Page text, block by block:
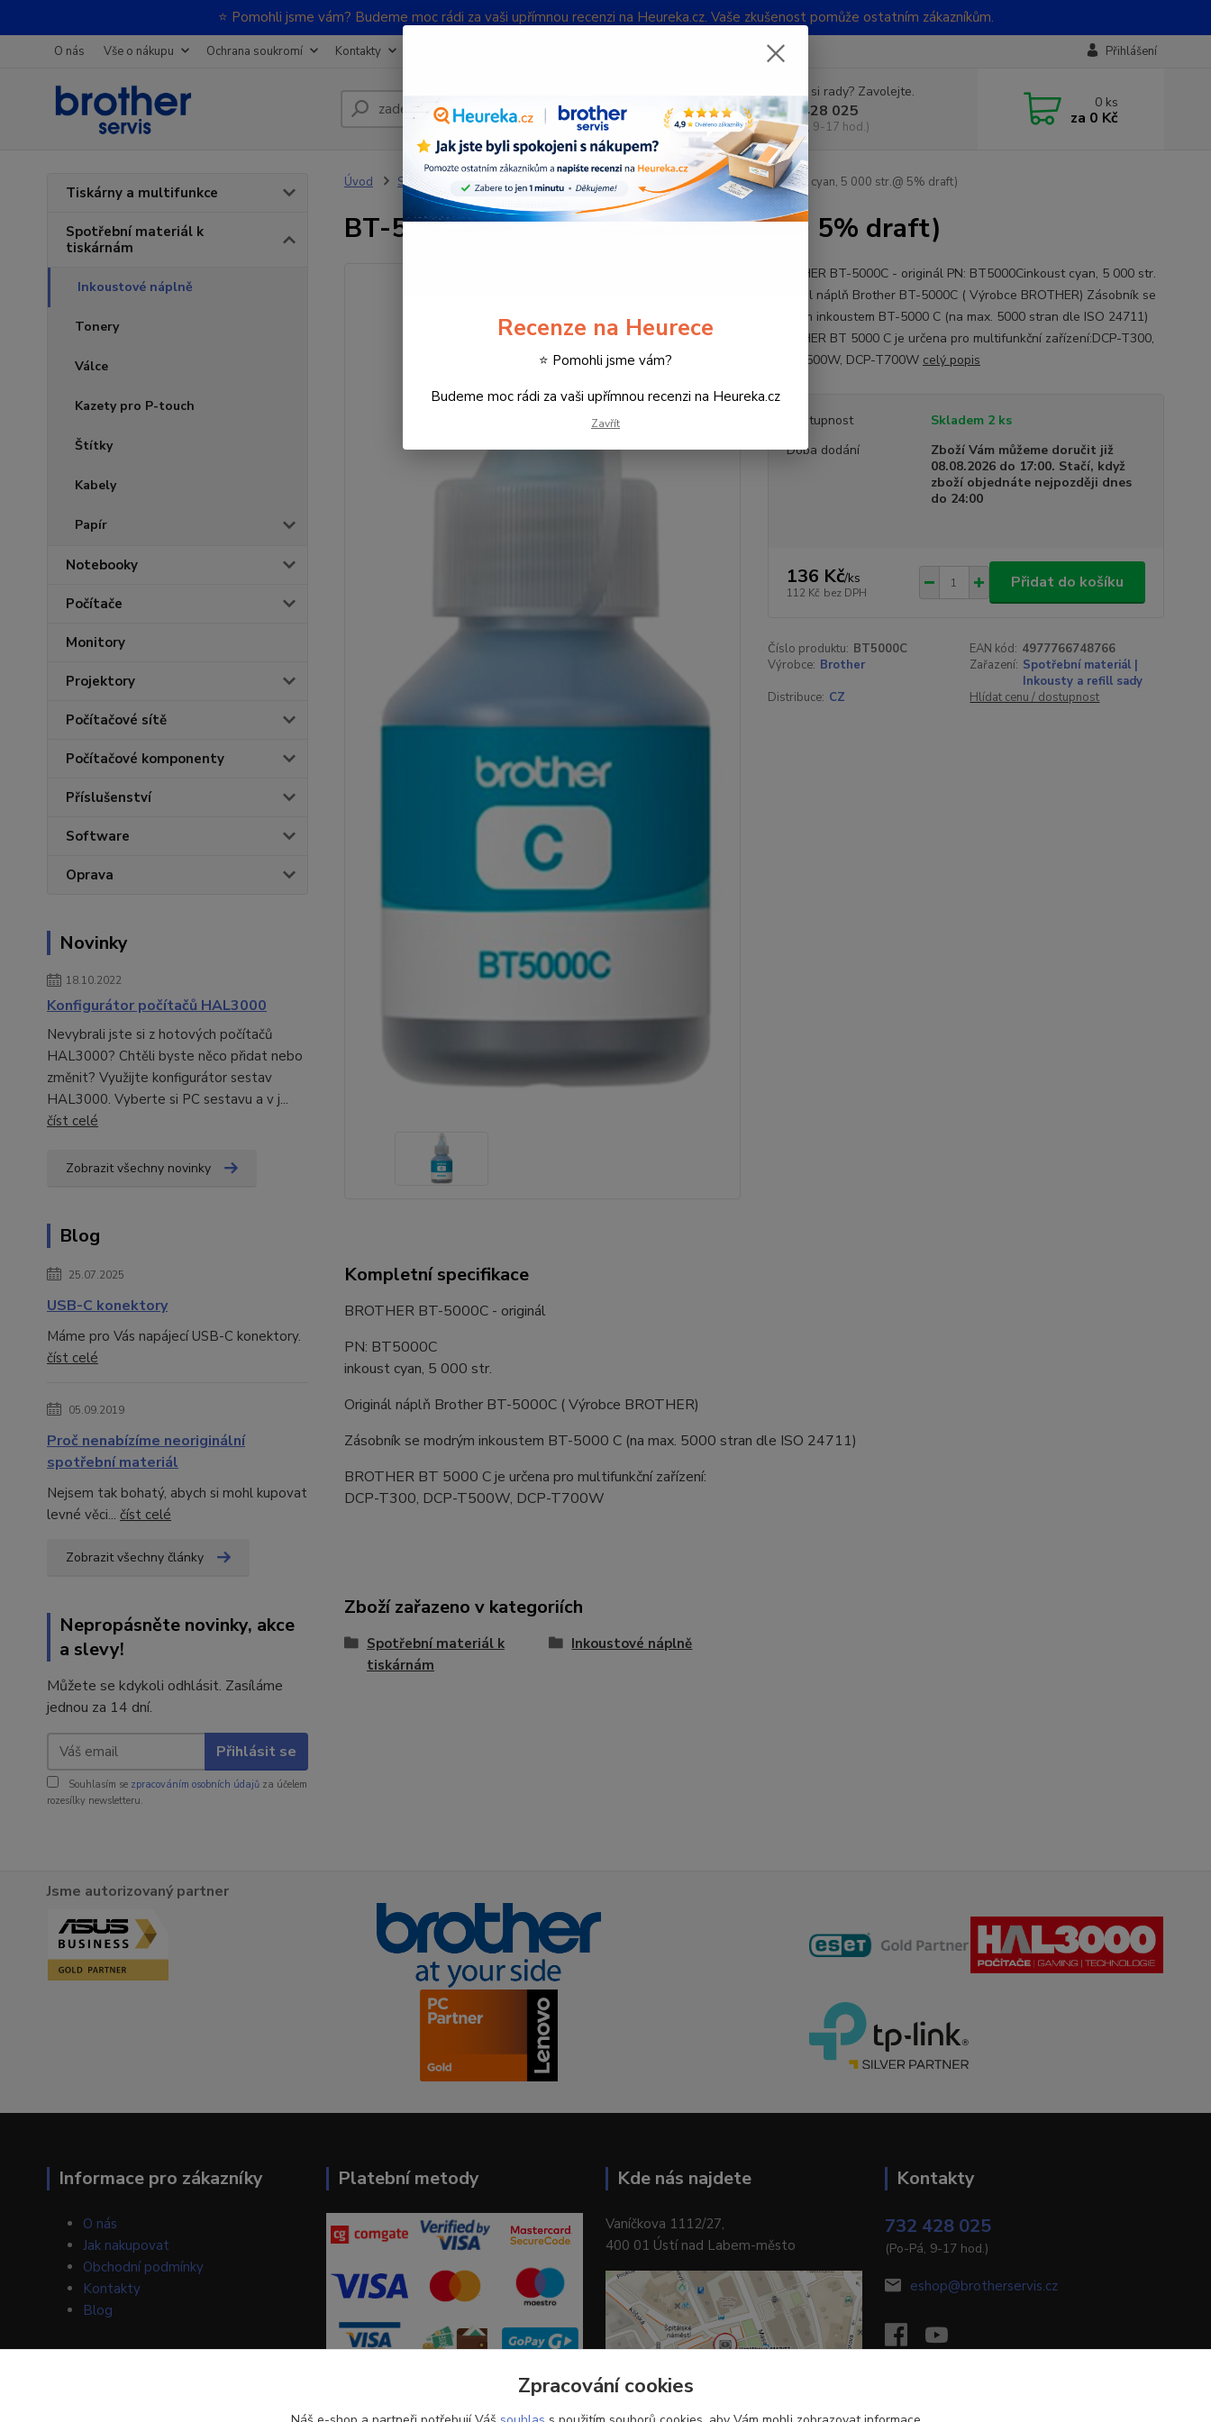
⭐ Pomohli jsme vám? Budeme moc rádi za vaši upřímnou recenzi na Heureka.cz. Vaše zkušenost pomůže ostatním zákazníkům.
O nás Vše o nákupu Ochrana soukromí Kontakty Přihlášení
Hledat
Nevíte si rady? Zavolejte.
732 428 025
(Po-Pá, 9-17 hod.)
0 ks
za 0 Kč
Tiskárny a multifunkce
Spotřební materiál k
tiskárnám
Inkoustové náplně
Tonery
Válce
Kazety pro P-touch
Štítky
Kabely
Papír
Notebooky
Počítače
Monitory
Projektory
Počítačové sítě
Počítačové komponenty
Příslušenství
Software
Oprava
Novinky
18.10.2022
Konfigurátor počítačů HAL3000
Nevybrali jste si z hotových počítačů
HAL3000? Chtěli byste něco přidat nebo
změnit? Využijte konfigurátor sestav
HAL3000. Vyberte si PC sestavu a v j...
číst celé
Zobrazit všechny novinky
Blog
25.07.2025
USB-C konektory
Máme pro Vás napájecí USB-C konektory.
číst celé
05.09.2019
Proč nenabízíme neoriginální
spotřební materiál
Nejsem tak bohatý, abych si mohl kupovat
levné věci... číst celé
Zobrazit všechny články
Nepropásněte novinky, akce
a slevy!
Můžete se kdykoli odhlásit. Zasíláme
jednou za 14 dní.
Přihlásit se
Souhlasím se zpracováním osobních údajů za účelem
rozesílky newsletteru.
Úvod Spotřební materiál k tiskárnám Inkoustové náplně BT-5000C (inkoust cyan, 5 000 str.@ 5% draft)
BT-5000C (inkoust cyan, 5 000 str.@ 5% draft)
BROTHER BT-5000C - originál PN: BT5000Cinkoust cyan, 5 000 str.
Originál náplň Brother BT-5000C ( Výrobce BROTHER) Zásobník se
modrým inkoustem BT-5000 C (na max. 5000 stran dle ISO 24711)
BROTHER BT 5000 C je určena pro multifunkční zařízení:DCP-T300,
DCP-T500W, DCP-T700W celý popis
Dostupnost
Skladem 2 ks
Doba dodání
Zboží Vám můžeme doručit již
08.08.2026 do 17:00. Stačí, když
zboží objednáte nejpozději dnes
do 24:00
136 Kč/ks
112 Kč bez DPH
Přidat do košíku
Číslo produktu: BT5000C EAN kód: 4977766748766
Výrobce: Brother Zařazení: Spotřební materiál |
Inkousty a refill sady
Distribuce: CZ Hlídat cenu / dostupnost
Kompletní specifikace
BROTHER BT-5000C - originál
PN: BT5000C
inkoust cyan, 5 000 str.
Originál náplň Brother BT-5000C ( Výrobce BROTHER)
Zásobník se modrým inkoustem BT-5000 C (na max. 5000 stran dle ISO 24711)
BROTHER BT 5000 C je určena pro multifunkční zařízení:
DCP-T300, DCP-T500W, DCP-T700W
Zboží zařazeno v kategoriích
Spotřební materiál k
tiskárnám
Inkoustové náplně
Jsme autorizovaný partner
Informace pro zákazníky
O nás
Jak nakupovat
Obchodní podmínky
Kontakty
Blog
Platební metody Kde nás najdete
Vaníčkova 1112/27,
400 01 Ústí nad Labem-město
Kontakty
732 428 025
(Po-Pá, 9-17 hod.)
eshop@brotherservis.cz
Recenze na Heurece
⭐ Pomohli jsme vám?
Budeme moc rádi za vaši upřímnou recenzi na Heureka.cz
Zavřít
Zpracování cookies